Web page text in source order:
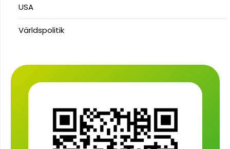
USA
Världspolitik